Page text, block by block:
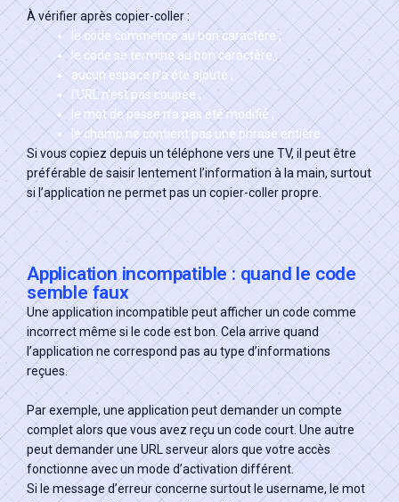
À vérifier après copier-coller :
le code commence au bon caractère ;
le code se termine au bon caractère ;
aucun espace n’a été ajouté ;
l’URL n’est pas coupée ;
le mot de passe n’a pas été modifié ;
le champ ne contient pas une phrase entière.
Si vous copiez depuis un téléphone vers une TV, il peut être
préférable de saisir lentement l’information à la main, surtout
si l’application ne permet pas un copier-coller propre.
Application incompatible : quand le code
semble faux
Une application incompatible peut afficher un code comme
incorrect même si le code est bon. Cela arrive quand
l’application ne correspond pas au type d’informations
reçues.
Par exemple, une application peut demander un compte
complet alors que vous avez reçu un code court. Une autre
peut demander une URL serveur alors que votre accès
fonctionne avec un mode d’activation différent.
Si le message d’erreur concerne surtout le username, le mot